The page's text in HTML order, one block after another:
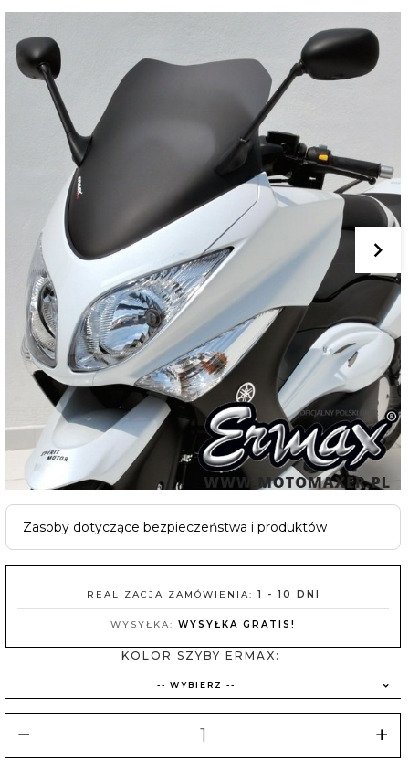
Zasoby dotyczące bezpieczeństwa i produktów
REALIZACJA ZAMÓWIENIA: 1 - 10 DNI
WYSYŁKA: WYSYŁKA GRATIS!
KOLOR SZYBY ERMAX:
-- WYBIERZ --